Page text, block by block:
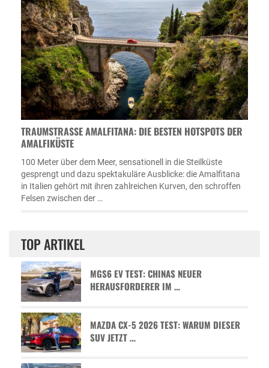
TRAUMSTRASSE AMALFITANA: DIE BESTEN HOTSPOTS DER A
MALFIKÜSTE
100 Meter über dem Meer, sensationell in die Steilküste
gesprengt und dazu spektakuläre Ausblicke: die Amalfitana
in Italien gehört mit ihren zahlreichen Kurven, den schroffen
Felsen zwischen der …
TOP ARTIKEL
MGS6 EV TEST: CHINAS NEUER
HERAUSFORDERER IM …
MAZDA CX-5 2026 TEST: WARUM DIESER
SUV JETZT …